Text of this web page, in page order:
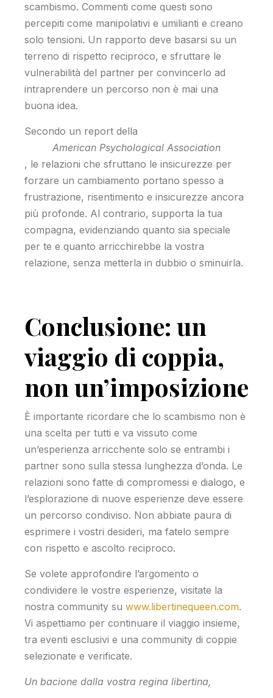
scambismo. Commenti come questi sono
percepiti come manipolativi e umilianti e creano
solo tensioni. Un rapporto deve basarsi su un
terreno di rispetto reciproco, e sfruttare le
vulnerabilità del partner per convincerlo ad
intraprendere un percorso non è mai una
buona idea.
Secondo un report della
American Psychological Association
, le relazioni che sfruttano le insicurezze per
forzare un cambiamento portano spesso a
frustrazione, risentimento e insicurezze ancora
più profonde. Al contrario, supporta la tua
compagna, evidenziando quanto sia speciale
per te e quanto arricchirebbe la vostra
relazione, senza metterla in dubbio o sminuirla.
Conclusione: un
viaggio di coppia,
non un’imposizione
È importante ricordare che lo scambismo non è
una scelta per tutti e va vissuto come
un’esperienza arricchente solo se entrambi i
partner sono sulla stessa lunghezza d’onda. Le
relazioni sono fatte di compromessi e dialogo, e
l’esplorazione di nuove esperienze deve essere
un percorso condiviso. Non abbiate paura di
esprimere i vostri desideri, ma fatelo sempre
con rispetto e ascolto reciproco.
Se volete approfondire l’argomento o
condividere le vostre esperienze, visitate la
nostra community su www.libertinequeen.com.
Vi aspettiamo per continuare il viaggio insieme,
tra eventi esclusivi e una community di coppie
selezionate e verificate.
Un bacione dalla vostra regina libertina,